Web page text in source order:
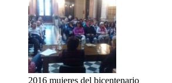
2016 mujeres del bicentenario